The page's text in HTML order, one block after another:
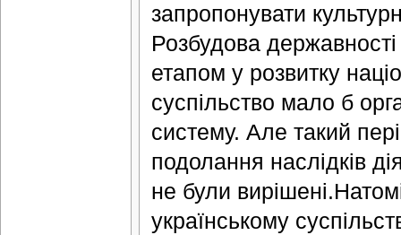
запропонувати
Розбудова
етапом у розвитку
суспільство мало б
систему. Але такий
подолання наслідків
не були
українському